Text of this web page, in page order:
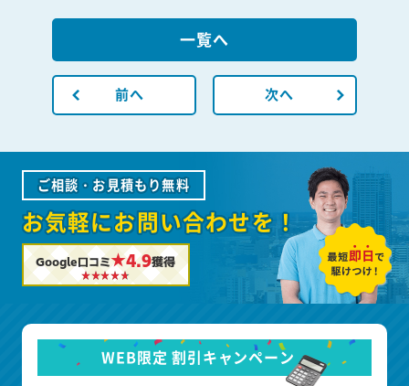
前へ
一覧へ
次へ
ご相談・お見積もり無料
お気軽にお問い合わせを！
Google口コミ★4.9獲得
WEB限定 割引キャンペーン